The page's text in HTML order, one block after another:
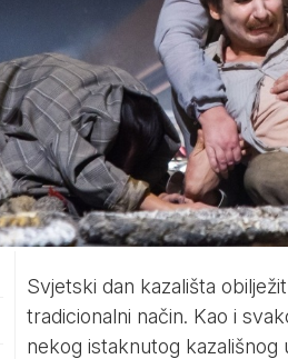
Svjetski dan kazališta
tradicionalni način. Kao i
nekog istaknutog kazališnog